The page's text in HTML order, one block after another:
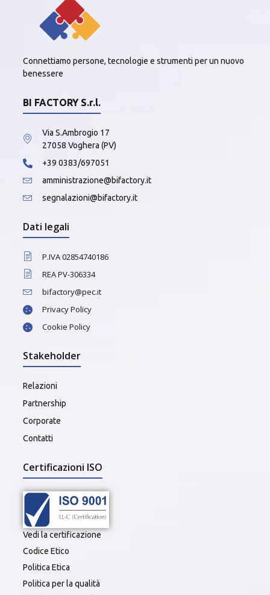
Connettiamo persone, tecnologie e strumenti per un nuovo
benessere
BI FACTORY S.r.l.
Via S.Ambrogio 17
27058 Voghera (PV)
+39 0383/697051
amministrazione@bifactory.it
segnalazioni@bifactory.it
Dati legali
P.IVA 02854740186
REA PV-306334
bifactory@pec.it
Privacy Policy
Cookie Policy
Stakeholder
Relazioni
Partnership
Corporate
Contatti
Certificazioni ISO
Vedi la certificazione
Codice Etico
Politica Etica
Politica per la qualità